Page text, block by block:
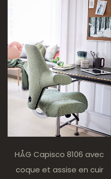
HÅG Capisco 8106 avec
coque et assise en cuir